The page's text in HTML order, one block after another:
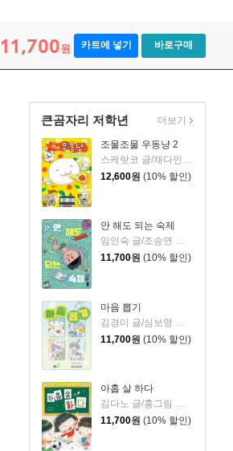
11,700원 카트에 넣기 바로구매
큰곰자리 저학년
조물조물 우동냥 2
스케랏코 글/채다인 역
12,600원 (10% 할인)
안 해도 되는 숙제
임인숙 글/조승연 그림
11,700원 (10% 할인)
마음 뽑기
김경미 글/심보영 그림
11,700원 (10% 할인)
아홉 살 하다
김다노 글/홍그림 그림
11,700원 (10% 할인)
더보기